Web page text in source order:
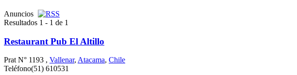
Anuncios
Resultados 1 - 1 de 1
Restaurant Pub El Altillo
Prat N° 1193 , Vallenar, Atacama, Chile
Teléfono(51) 610531